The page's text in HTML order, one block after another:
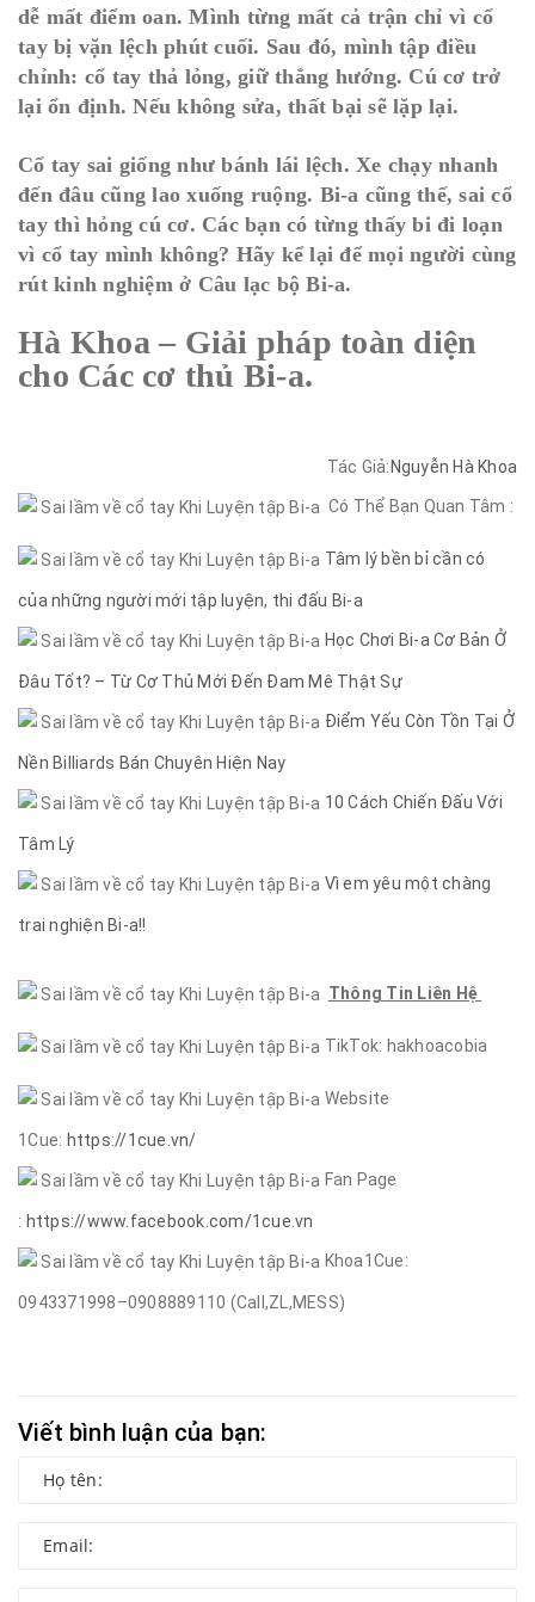
dễ mất điểm oan. Mình từng mất cả trận chỉ vì cổ
tay bị vặn lệch phút cuối. Sau đó, mình tập điều
chỉnh: cổ tay thả lỏng, giữ thẳng hướng. Cú cơ trở
lại ổn định. Nếu không sửa, thất bại sẽ lặp lại.
Cổ tay sai giống như bánh lái lệch. Xe chạy nhanh
đến đâu cũng lao xuống ruộng. Bi-a cũng thế, sai cổ
tay thì hỏng cú cơ. Các bạn có từng thấy bi đi loạn
vì cổ tay mình không? Hãy kể lại để mọi người cùng
rút kinh nghiệm ở Câu lạc bộ Bi-a.
Hà Khoa – Giải pháp toàn diện
cho Các cơ thủ Bi-a.
Tác Giả: Nguyễn Hà Khoa
Có Thể Bạn Quan Tâm :
Tâm lý bền bỉ cần có
của những người mới tập luyện, thi đấu Bi-a
Học Chơi Bi-a Cơ Bản Ở
Đâu Tốt? – Từ Cơ Thủ Mới Đến Đam Mê Thật Sự
Điểm Yếu Còn Tồn Tại Ở
Nền Billiards Bán Chuyên Hiện Nay
10 Cách Chiến Đấu Với
Tâm Lý
Vì em yêu một chàng
trai nghiện Bi-a!!
Thông Tin Liên Hệ
TikTok: hakhoacobia
Website
1Cue: https://1cue.vn/
Fan Page
: https://www.facebook.com/1cue.vn
Khoa1Cue:
0943371998–0908889110 (Call,ZL,MESS)
Viết bình luận của bạn: